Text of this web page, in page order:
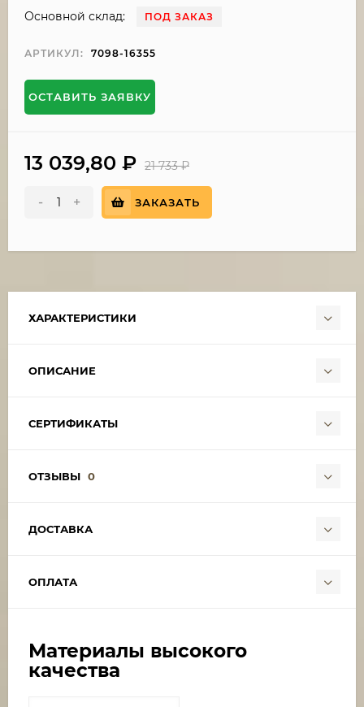
Основной склад: ПОД ЗАКАЗ
АРТИКУЛ: 7098-16355
ОСТАВИТЬ ЗАЯВКУ
13 039,80 ₽ 21 733₽
- + ЗАКАЗАТЬ
ХАРАКТЕРИСТИКИ
ОПИСАНИЕ
СЕРТИФИКАТЫ
ОТЗЫВЫ 0
ДОСТАВКА
ОПЛАТА
Материалы высокого
качества